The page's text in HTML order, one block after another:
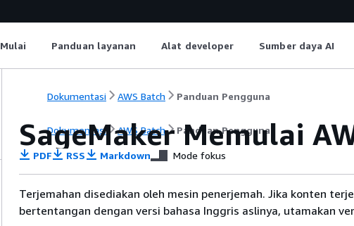
Mulai Panduan layanan Alat developer Sumber daya AI
Dokumentasi AWS Batch Panduan Pengguna
Dokumentasi AWS Batch Panduan Pengguna
SageMaker Memulai
PDF RSS Markdown Mode fokus
Terjemahan disediakan oleh mesin penerjemah. Jika konten
bertentangan dengan versi bahasa Inggris aslinya, utamakan